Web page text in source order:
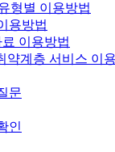
형별 이용방법
용방법
이용방법
약계층 서비스 이
문
인